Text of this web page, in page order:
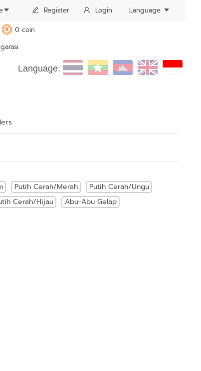
Register Login Language
K
0 coin
garasi
Language:
s
Putih Cerah/Merah
Putih Cerah/Ungu
Cerah/Hijau
Abu-Abu Gelap